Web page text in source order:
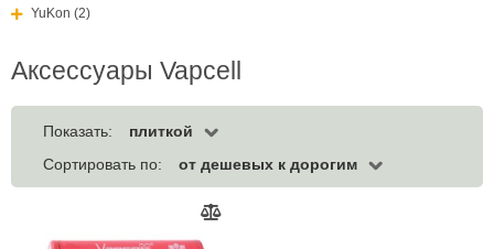
YuKon (2)
Аксессуары Vapcell
Показать:
плиткой
Сортировать по:
от дешевых к дорогим